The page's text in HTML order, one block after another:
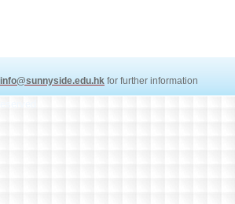
info@sunnyside.edu.hk for further information